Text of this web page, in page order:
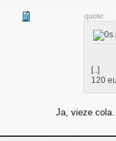
quote:
[..]
120
Ja, vieze cola.